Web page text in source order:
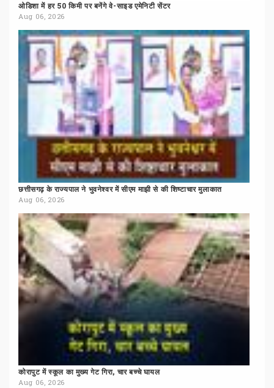
ओडिशा में हर 50 किमी पर बनेंगे वे-साइड एमेनिटी सेंटर
Aug 06, 2026
छत्तीसगढ़ के राज्यपाल ने भुवनेश्वर में सीएम माझी से की शिष्टाचार मुलाकात
Aug 06, 2026
कोरापुट में स्कूल का मुख्य गेट गिरा, चार बच्चे घायल
Aug 06, 2026